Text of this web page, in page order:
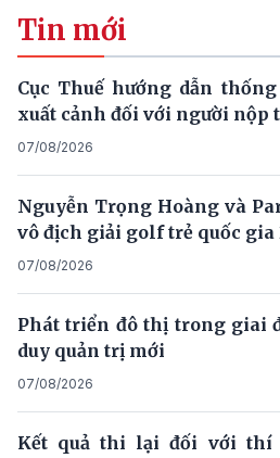
Tin mới
Cục Thuế hướng dẫn
xuất cảnh đối với người nộp
07/08/2026
Nguyễn Trọng Hoàng và
vô địch giải golf trẻ quốc gia
07/08/2026
Phát triển đô thị trong giai
duy quản trị mới
07/08/2026
Kết quả thi lại đối với thí